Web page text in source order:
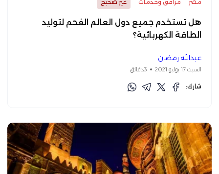
مصر مرافق وخدمات غير صحيح
هل تستخدم جميع دول العالم الفحم لتوليد
الطاقة الكهربائية؟
عبدالله رمضان
السبت 17 يوليو 2021 3دقائق
شارك: